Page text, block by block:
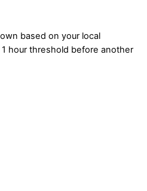
based on your local
hour threshold before another